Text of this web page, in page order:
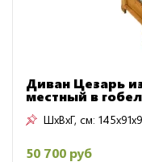
Диван Цезарь
местный в
ШxВxГ, см:
50 700 руб